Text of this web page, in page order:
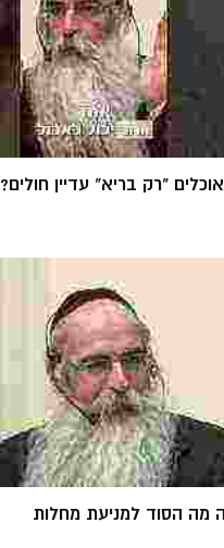
"רק בריא" עדיין חולים?
מה הסוד למניעת מחלות